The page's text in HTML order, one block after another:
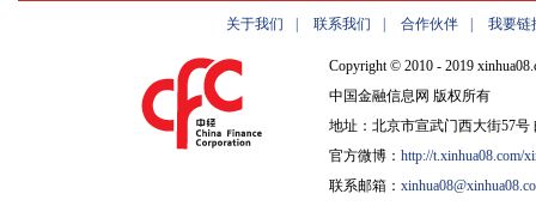
关于我们 联系我们 合作伙伴 我要链
Copyright © 2010 - 2019
中国金融信息网 版权所有
地址：北京市宣武门西大街57号
官方微博： http://t.xinhua08.com/
联系邮箱：